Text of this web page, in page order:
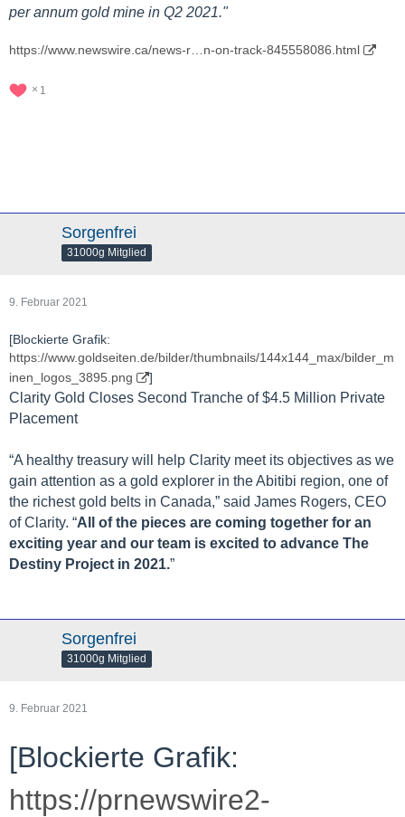
per annum gold mine in Q2 2021."
https://www.newswire.ca/news-r…n-on-track-845558086.html
1
Sorgenfrei
31000g Mitglied
9. Februar 2021
[Blockierte Grafik:
https://www.goldseiten.de/bilder/thumbnails/144x144_max/bilder_m
inen_logos_3895.png
]
Clarity Gold Closes Second Tranche of $4.5 Million Private
Placement
“A healthy treasury will help Clarity meet its objectives as we
gain attention as a gold explorer in the Abitibi region, one of
the richest gold belts in Canada,” said James Rogers, CEO
of Clarity. “All of the pieces are coming together for an
exciting year and our team is excited to advance The
Destiny Project in 2021.”
Sorgenfrei
31000g Mitglied
9. Februar 2021
[Blockierte Grafik:
https://prnewswire2-